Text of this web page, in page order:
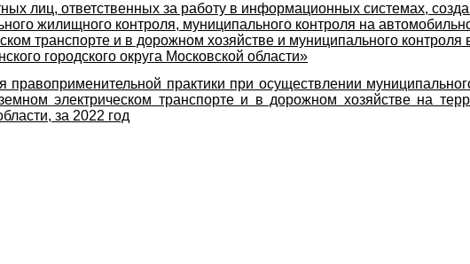
лиц, ответственных за работу в информационных системах,
жилищного контроля, муниципального контроля на
транспорте и в дорожном хозяйстве и муниципального контроля
городского округа Московской области»
практики при осуществлении
электрическом транспорте и в дорожном хозяйстве на
за 2022 год